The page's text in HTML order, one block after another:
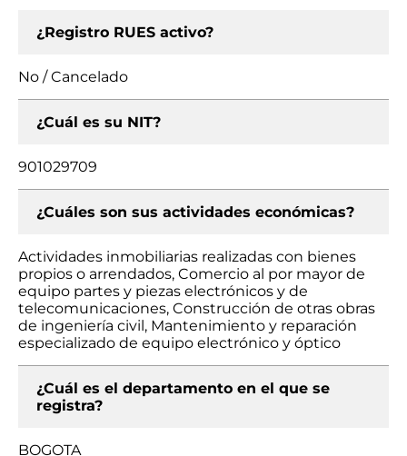
¿Registro RUES activo?
No / Cancelado
¿Cuál es su NIT?
901029709
¿Cuáles son sus actividades económicas?
Actividades inmobiliarias realizadas con bienes
propios o arrendados, Comercio al por mayor de
equipo partes y piezas electrónicos y de
telecomunicaciones, Construcción de otras obras
de ingeniería civil, Mantenimiento y reparación
especializado de equipo electrónico y óptico
¿Cuál es el departamento en el que se
registra?
BOGOTA